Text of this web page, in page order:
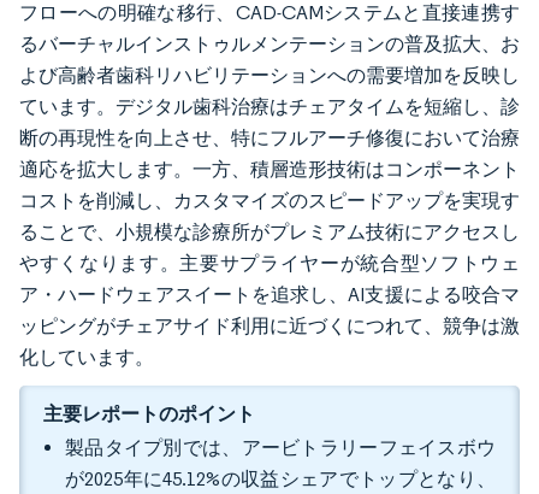
フローへの明確な移行、CAD-CAMシステムと直接連携す
るバーチャルインストゥルメンテーションの普及拡大、お
よび高齢者歯科リハビリテーションへの需要増加を反映し
ています。デジタル歯科治療はチェアタイムを短縮し、診
断の再現性を向上させ、特にフルアーチ修復において治療
適応を拡大します。一方、積層造形技術はコンポーネント
コストを削減し、カスタマイズのスピードアップを実現す
ることで、小規模な診療所がプレミアム技術にアクセスし
やすくなります。主要サプライヤーが統合型ソフトウェ
ア・ハードウェアスイートを追求し、AI支援による咬合マ
ッピングがチェアサイド利用に近づくにつれて、競争は激
化しています。
主要レポートのポイント
製品タイプ別では、アービトラリーフェイスボウ
が2025年に45.12%の収益シェアでトップとなり、